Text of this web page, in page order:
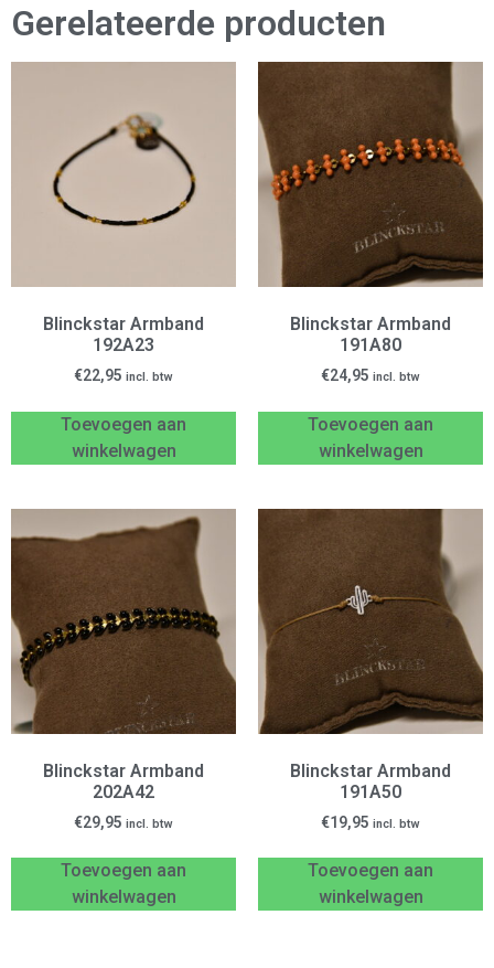
Gerelateerde producten
Blinckstar Armband
192A23
€22,95 incl. btw
Toevoegen aan
winkelwagen
Blinckstar Armband
191A80
€24,95 incl. btw
Toevoegen aan
winkelwagen
Blinckstar Armband
202A42
€29,95 incl. btw
Toevoegen aan
winkelwagen
Blinckstar Armband
191A50
€19,95 incl. btw
Toevoegen aan
winkelwagen